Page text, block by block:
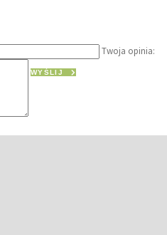
Twoja opinia:
WYŚLIJ